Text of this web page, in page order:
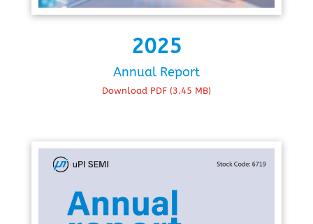
2025
Annual Report
Download PDF (3.45 MB)